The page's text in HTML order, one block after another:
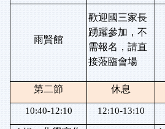
雨賢館
歡迎國三家長
踴躍參加，不
需報名，請直
接蒞臨會場
第二節 休息
10:40-12:10 12:10-13:10